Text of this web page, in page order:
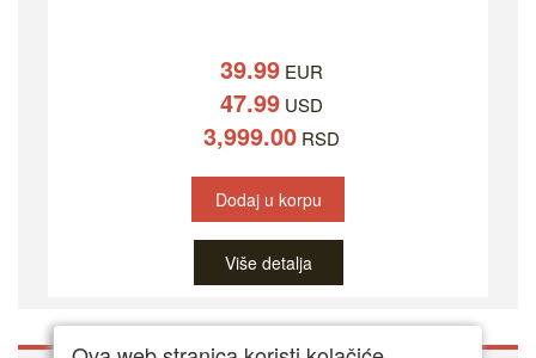
39.99EUR
47.99USD
3,999.00RSD
Dodaj u korpu
Više detalja